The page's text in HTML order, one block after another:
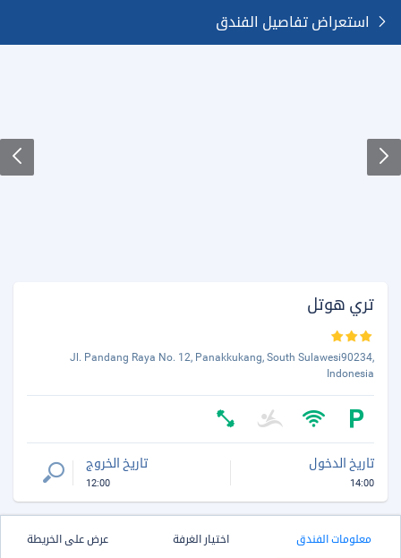
استعراض تفاصيل الفندق
تري هوتل
Jl. Pandang Raya No. 12, Panakkukang, South Sulawesi90234,
Indonesia
تاريخ الدخول
14:00
تاريخ الخروج
12:00
معلومات الفندق اختيار الغرفة عرض على الخريطة